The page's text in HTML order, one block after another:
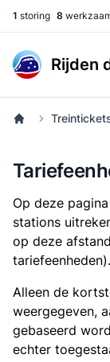
1 storing 8
Rijden
Op deze
stations
op deze
tariefeenheden).
Alleen de
weergegeven,
gebaseerd
echter